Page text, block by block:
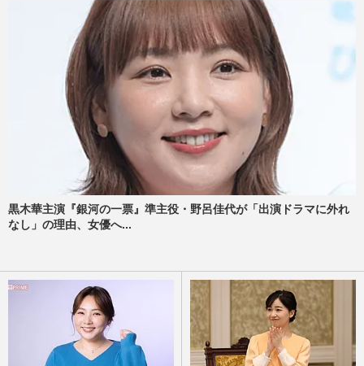
黒木華主演『銀河の一票』準主役・野呂佳代が「出演ドラマに外れ
なし」の理由、女優へ...